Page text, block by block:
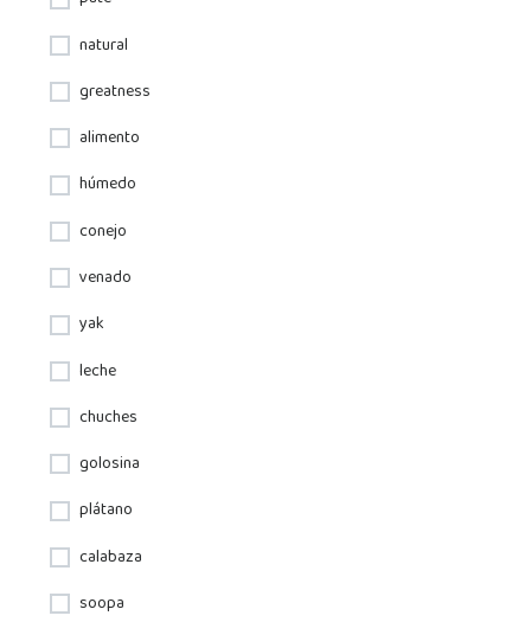
natural
greatness
alimento
húmedo
conejo
venado
yak
leche
chuches
golosina
plátano
calabaza
soopa